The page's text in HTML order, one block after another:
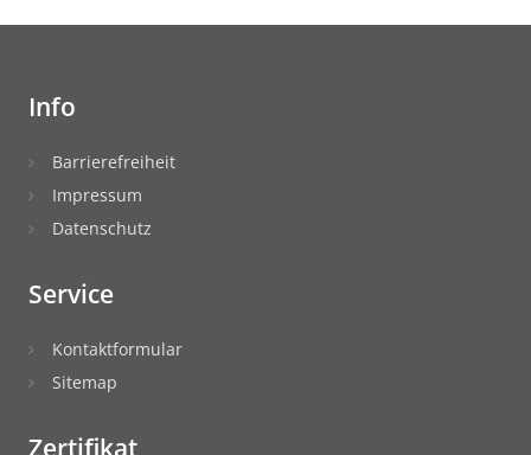
Info
Barrierefreiheit
Impressum
Datenschutz
Service
Kontaktformular
Sitemap
Zertifikat